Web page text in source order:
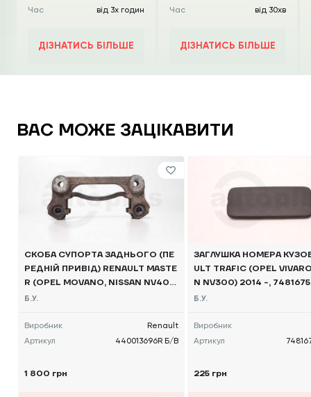
Час
від 3х годин
ДІЗНАТИСЬ БІЛЬШЕ
Час
від 30хв
ДІЗНАТИСЬ БІЛЬШЕ
ВАС МОЖЕ ЗАЦІКАВИТИ
СКОБА СУПОРТА ЗАДНЬОГО (ПЕ
РЕДНІЙ ПРИВІД) RENAULT MASTE
R (OPEL MOVANO, NISSAN NV40
0) 2010 -, 440013696R Б/В
Б.У.
Виробник
Renault
Артикул
440013696R Б/В
1 800 грн
ЗАГЛУШКА НОМЕРА
ULT TRAFIC (OPEL
N NV300) 2014 -,
Б.У.
Виробник
Артикул
225 грн